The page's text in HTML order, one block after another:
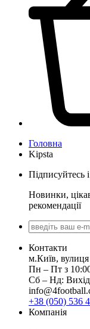
Головна
Kipsta
Підписуйтесь
Новинки,
рекомендації
Контакти
м.Київ,
Пн ‒ Пт з
Сб ‒ Нд:
+38 (050) 536
Компанія